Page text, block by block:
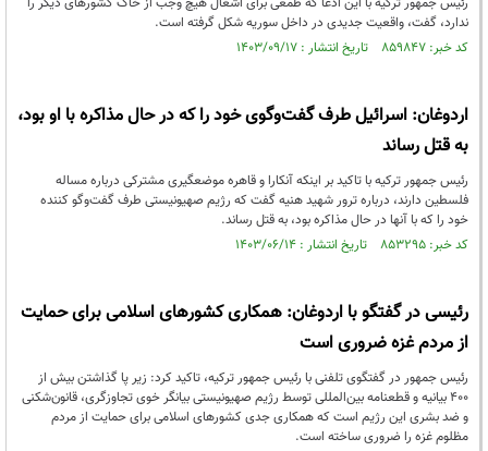
ندارد، گفت، واقعیت جدیدی در داخل سوریه شکل گرفته است.
کد خبر: ۸۵۹۸۴۷ تاریخ انتشار : ۱۴۰۳/۰۹/۱۷
اردوغان: اسرائیل طرف گفت‌وگوی خود را که در حال مذاکره با او بود،
به قتل رساند
رئیس جمهور ترکیه با تاکید بر اینکه آنکارا و قاهره موضعگیری مشترکی درباره مساله
فلسطین دارند، درباره ترور شهید هنیه گفت که رژیم صهیونیستی طرف گفت‌وگو کننده
خود را که با آنها در حال مذاکره بود، به قتل رساند.
کد خبر: ۸۵۳۲۹۵ تاریخ انتشار : ۱۴۰۳/۰۶/۱۴
رئیسی در گفتگو با اردوغان: همکاری کشور‌های اسلامی برای حمایت
از مردم غزه ضروری است
رئیس جمهور در گفتگوی تلفنی با رئیس جمهور ترکیه، تاکید کرد: زیر پا گذاشتن بیش از
400 بیانیه و قطعنامه بین‌المللی توسط رژیم صهیونیستی بیانگر خوی تجاوزگری، قانون‌شکنی
و ضد بشری این رژیم است که همکاری جدی کشورهای اسلامی برای حمایت از مردم
مظلوم غزه را ضروری ساخته است.